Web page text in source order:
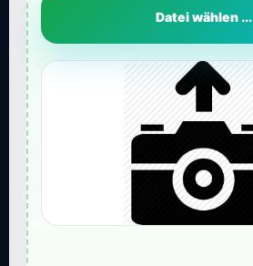
Datei wählen ...